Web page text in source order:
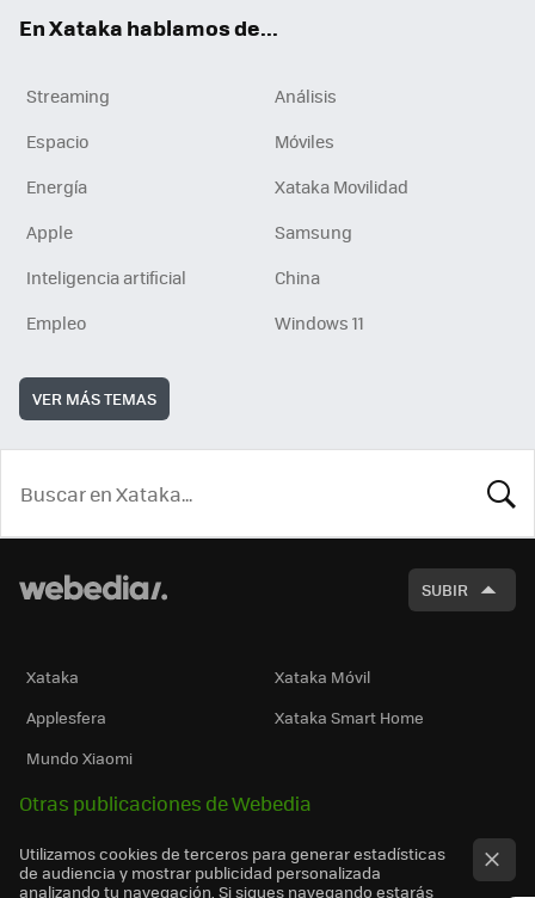
En Xataka hablamos de...
Streaming
Análisis
Espacio
Móviles
Energía
Xataka Movilidad
Apple
Samsung
Inteligencia artificial
China
Empleo
Windows 11
VER MÁS TEMAS
SUBIR
Xataka
Xataka Móvil
Applesfera
Xataka Smart Home
Mundo Xiaomi
Otras publicaciones de Webedia
Utilizamos cookies de terceros para generar estadísticas
de audiencia y mostrar publicidad personalizada
analizando tu navegación. Si sigues navegando estarás